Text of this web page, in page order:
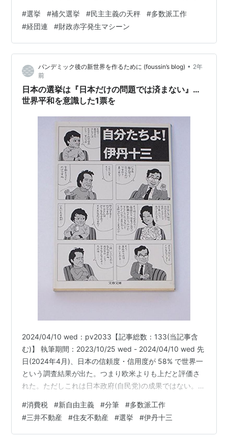
ロパガンダが減ったと思う。 で、これが現時点での報道
関係者の精一杯の誠意なのだと自分は理解した。CMの方
は相変わらず大企業が多いが、今は妥協する。ただしプ
ロパガンダを見つけたら、直ちに追及を再開する。 マス
コミ関係者なら『伊丹十三』という固有名詞がどれほど
重い存在か知っている筈だ。伊丹…
#選挙 #補欠選挙 #民主主義の天秤 #多数派工作
#経団連 #財政赤字発生マシーン
パンデミック後の新世界を作るために (foussin’s blog) • 2年
前
日本の選挙は『日本だけの問題では済まない』…
世界平和を意識した1票を
2024/04/10 wed：pv2033【記事総数：133(当記事含
む)】 執筆期間：2023/10/25 wed - 2024/04/10 wed 先
日(2024年4月)、日本の信頼度・信用度が 58% で世界一
という調査結果が出た。つまり欧米よりも上だと評価さ
れた。ただしこれは日本政府(自民党)の成果ではない。
努力』の成果である。ここを勘違いしては駄目だ。 日本
政府はミャンマーに制裁をしていない唯一の G7 加入国
という汚名を受けている。これこそが自民党や経団連の
#消費税 #新自由主義 #分筆 #多数派工作
#三井不動産 #住友不動産 #選挙 #伊丹十三